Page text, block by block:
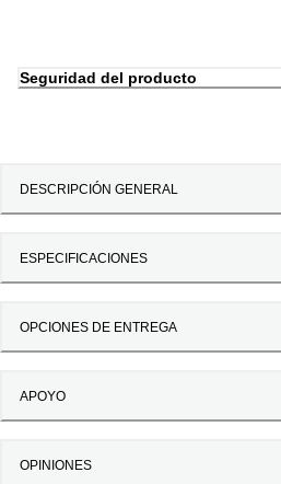
Seguridad del producto
DESCRIPCIÓN GENERAL
ESPECIFICACIONES
OPCIONES DE ENTREGA
APOYO
OPINIONES